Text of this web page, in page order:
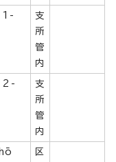
1-
支
所
管
内
2-
支
所
管
内
区